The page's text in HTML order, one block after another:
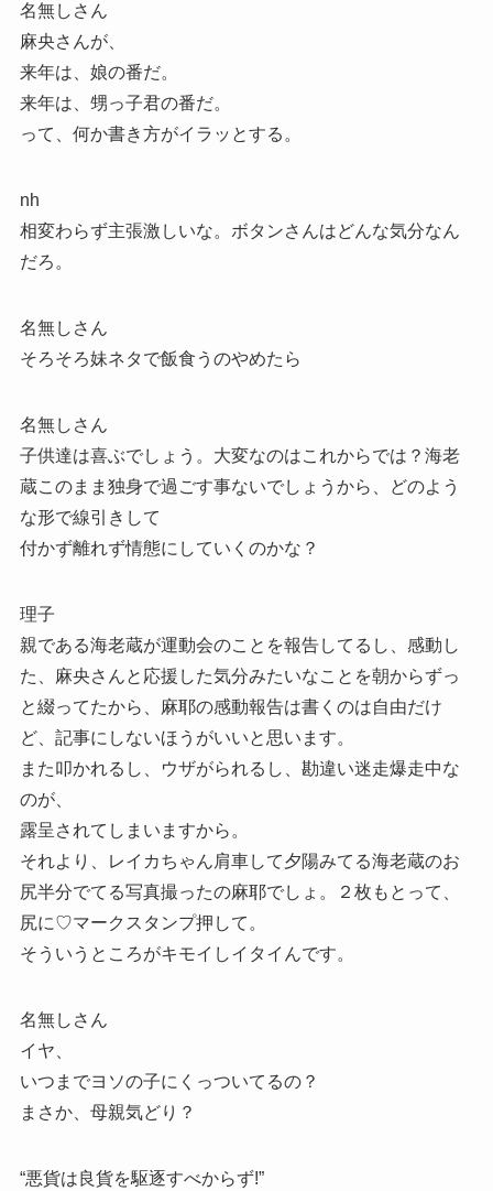
名無しさん
麻央さんが、
来年は、娘の番だ。
来年は、甥っ子君の番だ。
って、何か書き方がイラッとする。
nh
相変わらず主張激しいな。ボタンさんはどんな気分なん
だろ。
名無しさん
そろそろ妹ネタで飯食うのやめたら
名無しさん
子供達は喜ぶでしょう。大変なのはこれからでは？海老
蔵このまま独身で過ごす事ないでしょうから、どのよう
な形で線引きして
付かず離れず情態にしていくのかな？
理子
親である海老蔵が運動会のことを報告してるし、感動し
た、麻央さんと応援した気分みたいなことを朝からずっ
と綴ってたから、麻耶の感動報告は書くのは自由だけ
ど、記事にしないほうがいいと思います。
また叩かれるし、ウザがられるし、勘違い迷走爆走中な
のが、
露呈されてしまいますから。
それより、レイカちゃん肩車して夕陽みてる海老蔵のお
尻半分でてる写真撮ったの麻耶でしょ。２枚もとって、
尻に♡マークスタンプ押して。
そういうところがキモイしイタイんです。
名無しさん
イヤ、
いつまでヨソの子にくっついてるの？
まさか、母親気どり？
“悪貨は良貨を駆逐すべからず!”